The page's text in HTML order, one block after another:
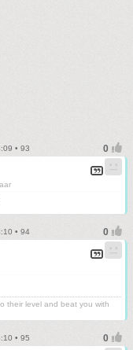
• 93
• 94
their level and beat you with
• 95